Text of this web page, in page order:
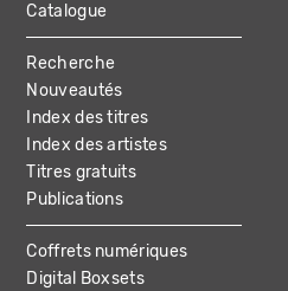
MAIN
NAVIGATION
Catalogue
Recherche
Nouveautés
Index des titres
Index des artistes
Titres gratuits
Publications
Coffrets numériques
Digital Boxsets